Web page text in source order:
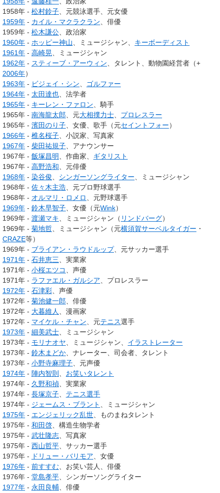
1958年 - 松村鈴子 、元競泳選手、元女優
1959年 - カイル・マクラクラン 、俳優
1959年 - 松木謙公 、政治家
1960年 - ホッピー神山 、ミュージシャン、 キーボーディスト
1961年 - 高崎晃 、ミュージシャン
1962年 - スティーブ・アーウィン 、タレント、動物園経営者（+
2006年）
1963年 - ビジェイ・シン
ゴルファー
1964年 - 太田達也 、法学者
1965年 - キーレン・ファロン 、騎手
1965年 - 南海龍太郎 、元大相撲力士
プロレスラー
1965年 - 濱田のり子 、女優、歌手（元セイントフォー）
1966年 - 椎名桜子 、小説家、写真家
1967年 - 柴田祐規子 、アナウンサー
1967年 - 飯塚昌明 、作曲家、 ギタリスト
1967年 - 高野浩和 、元俳優
1968年 - 染谷俊 シンガーソングライター 、ミュージシャン
1968年 - 佐々木主浩 、元プロ野球選手
1968年 - オルマリ・ロメロ
、元野球選手
1969年 - 鈴木早智子 、女優（元Wink）
1969年 - 渡瀬マキ 、ミュージシャン（ リンドバーグ）
1969年 - 菊地哲 、ミュージシャン（元横須賀サーベルタイガー ・
CRAZE等）
1969年 - ブライアン・ラウドルップ、元サッカー選手
1971年 - 石井恵三 、実業家
1971年 - 小桜エツコ
、声優
1971年 - ラファエル・ガルシア 、プロレスラー
1972年 - 石津彩 、声優
1972年 - 菊池健一郎 、俳優
1972年 - 大暮維人
、漫画家
1972年 - マイケル・チャン 、元テニス選手
1973年 - 細美武士 、ミュージシャン
1973年 - モリナオヤ 、ミュージシャン、 イラストレーター
1973年 - 鈴木まどか 、ナレーター、司会者、タレント
1973年 - 小野寺麻理子 、元声優
1974年 - 陣内智則
お笑いタレント
1974年 - 久野和禎 、実業家
1974年 - 長塚京子
テニス選手
1974年 - ジェームス・ブラント
、ミュージシャン
1975年 - エンジェリック乱世 、ものまねタレント
1975年 - 和田啓 、構造生物学者
1975年 - 武壮隆志 、写真家
1975年 - 西山哲平 、サッカー選手
1975年 -
ドリュー・バリモア 、女優
1976年 - 前すすむ 、お笑い芸人、俳優
1976年 - 堂島孝平 、シンガーソングライター
1977年 - 永田良輔 、俳優